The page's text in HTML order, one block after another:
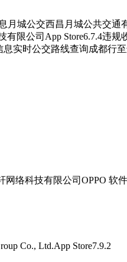
城公交西昌月城公共交通
限公司App Store6.7.4违
实时公交路线查询成都行
络科技有限公司OPPO 软
Co., Ltd.App Store7.9.2